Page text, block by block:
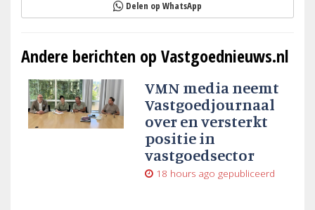
Delen op WhatsApp
Andere berichten op Vastgoednieuws.nl
VMN media neemt
Vastgoedjournaal
over en versterkt
positie in
vastgoedsector
18 hours ago gepubliceerd